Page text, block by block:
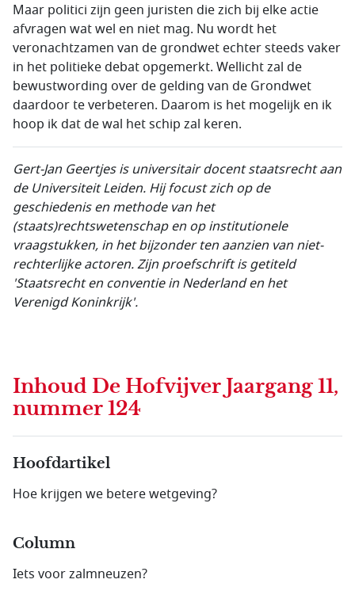
Maar politici zijn geen juristen die zich bij elke actie
afvragen wat wel en niet mag. Nu wordt het
veronachtzamen van de grondwet echter steeds vaker
in het politieke debat opgemerkt. Wellicht zal de
bewustwording over de gelding van de Grondwet
daardoor te verbeteren. Daarom is het mogelijk en ik
hoop ik dat de wal het schip zal keren.
Gert-Jan Geertjes is universitair docent staatsrecht aan
de Universiteit Leiden. Hij focust zich op de
geschiedenis en methode van het
(staats)rechtswetenschap en op institutionele
vraagstukken, in het bijzonder ten aanzien van niet-
rechterlijke actoren. Zijn proefschrift is getiteld
'Staatsrecht en conventie in Nederland en het
Verenigd Koninkrijk'.
Inhoud De Hofvijver Jaargang 11,
nummer 124
Hoofdartikel
Hoe krijgen we betere wetgeving?
Column
Iets voor zalmneuzen?